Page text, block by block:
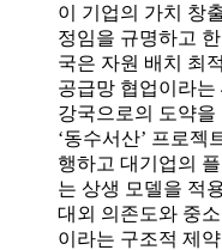
이 기업의 가치 창
정임을 규명하고
국은 자원 배치 최
공급망 협업이라
강국으로의 도약
‘동수서산’ 프로젝
행하고 대기업의
는 상생 모델을 적
대외 의존도와 중
이라는 구조적 제